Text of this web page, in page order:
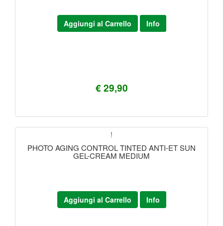
€ 29,90
Aggiungi al Carrello Info
!
PHOTO AGING CONTROL TINTED ANTI-ET SUN
GEL-CREAM MEDIUM
Aggiungi al Carrello Info